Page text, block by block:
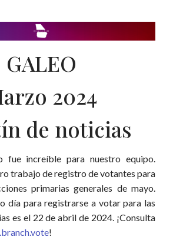
GALEO
2024
de noticias
fue increíble para nuestro equipo.
trabajo de registro de votantes para
primarias generales de mayo.
día para registrarse a votar para las
es el 22 de abril de 2024. ¡Consulta
!